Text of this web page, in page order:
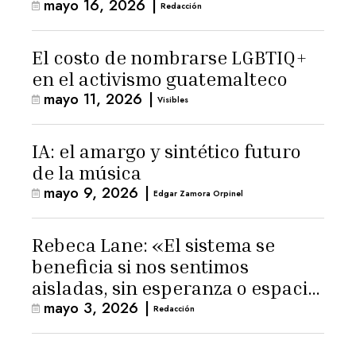
Latinoamérica
mayo 16, 2026 Redacción
El costo de nombrarse LGBTIQ+
en el activismo guatemalteco
mayo 11, 2026 | Visibles
IA: el amargo y sintético futuro
de la música
mayo 9, 2026 | Edgar Zamora Orpinel
Rebeca Lane: «El sistema se
beneficia si nos sentimos
aisladas, sin esperanza o espacio
para la ternura»
mayo 3, 2026 | Redacción